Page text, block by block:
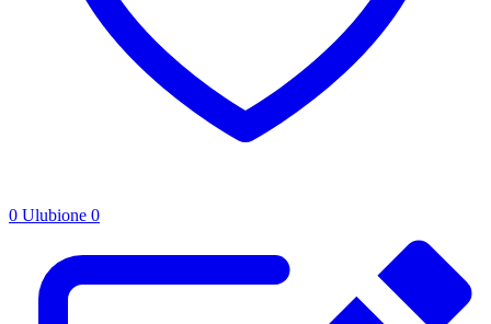
0 Ulubione 0